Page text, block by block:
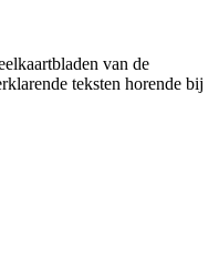
van de
teksten horende bij